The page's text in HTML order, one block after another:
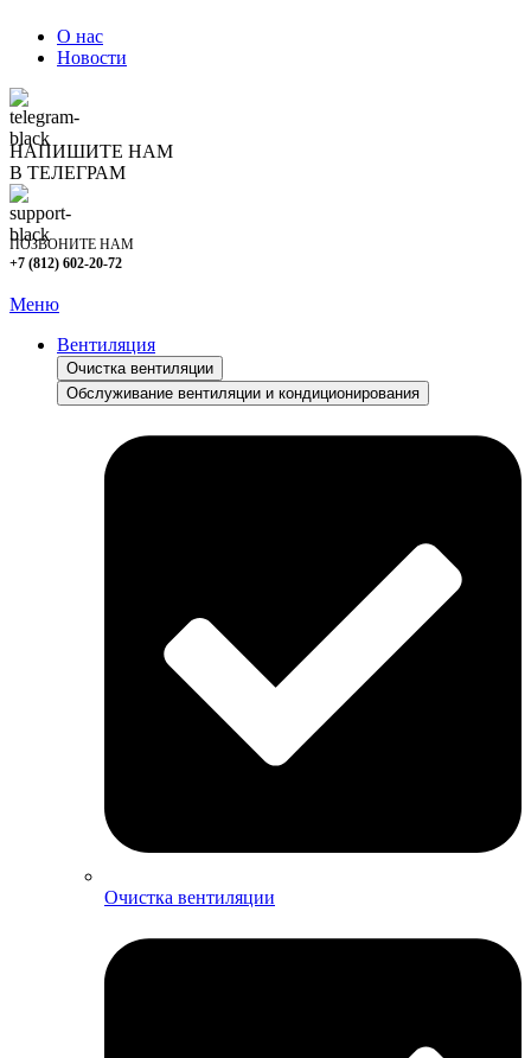
О нас
Новости
НАПИШИТЕ НАМ
В ТЕЛЕГРАМ
ПОЗВОНИТЕ НАМ
+7 (812) 602-20-72
Меню
Вентиляция
Очистка вентиляции
Обслуживание вентиляции и кондиционирования
Очистка вентиляции